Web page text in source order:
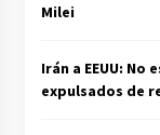
Milei
Irán a EEUU:
expulsados de